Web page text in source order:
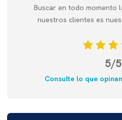
Buscar en todo momento
nuestros clientes es
5/5
Consulte lo que